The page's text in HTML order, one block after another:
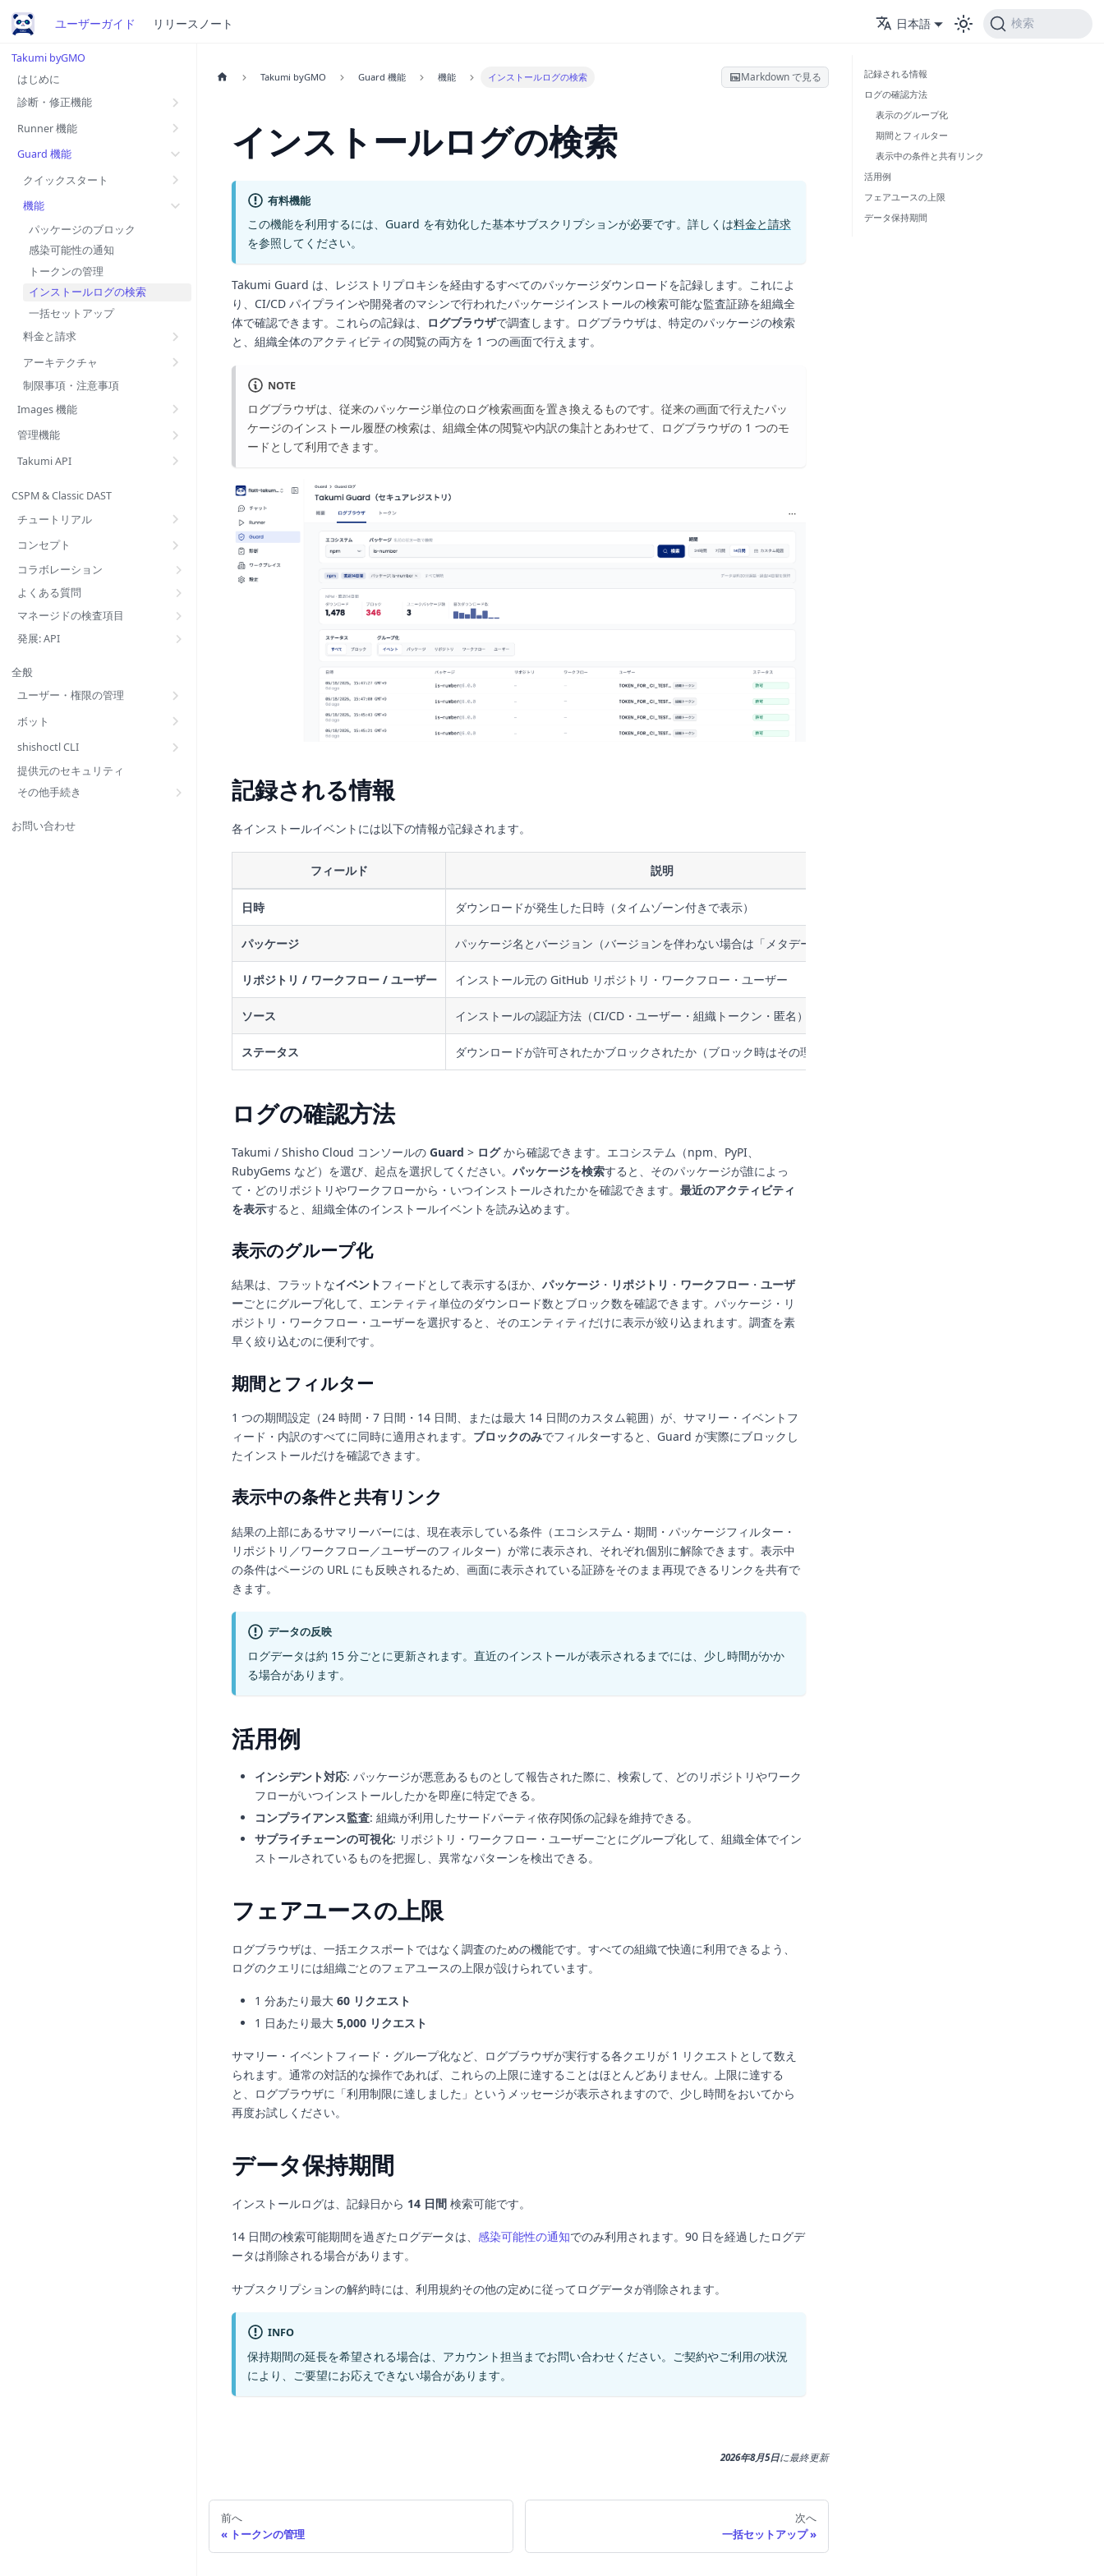
ユーザーガイド リリースノート 日本語 検索
Takumi byGMO
はじめに
診断・修正機能
Runner 機能
Guard 機能
クイックスタート
機能
パッケージのブロック
感染可能性の通知
トークンの管理
インストールログの検索
一括セットアップ
料金と請求
アーキテクチャ
制限事項・注意事項
Images 機能
管理機能
Takumi API
CSPM & Classic DAST
チュートリアル
コンセプト
コラボレーション
よくある質問
マネージドの検査項目
発展: API
全般
ユーザー・権限の管理
ボット
shishoctl CLI
提供元のセキュリティ
その他手続き
お問い合わせ
Takumi byGMO Guard 機能 機能 インストールログの検索 Markdown で見る
インストールログの検索
有料機能
この機能を利用するには、Guard を有効化した基本サブスクリプションが必要です。詳しくは料金と請求
を参照してください。
Takumi Guard は、レジストリプロキシを経由するすべてのパッケージダウンロードを記録します。これによ
り、CI/CD パイプラインや開発者のマシンで行われたパッケージインストールの検索可能な監査証跡を組織全
体で確認できます。これらの記録は、
ログブラウザで調査します。ログブラウザは、特定のパッケージの検索
と、組織全体のアクティビティの閲覧の両方を 1 つの画面で行えます。
NOTE
ログブラウザは、従来のパッケージ単位のログ検索画面を置き換えるものです。従来の画面で行えたパッ
ケージのインストール履歴の検索は、組織全体の閲覧や内訳の集計とあわせて、ログブラウザの 1 つのモ
ードとして利用できます。
記録される情報
各インストールイベントには以下の情報が記録されます。
フィールド 説明
日時 ダウンロードが発生した日時（タイムゾーン付きで表示）
パッケージ パッケージ名とバージョン（バージョンを伴わない場合は「メタデータ取得」）
リポジトリ / ワークフロー / ユーザー インストール元の GitHub リポジトリ・ワークフロー・ユーザー
ソース インストールの認証方法（CI/CD・ユーザー・組織トークン・匿名）
ステータス ダウンロードが許可されたかブロックされたか（ブロック時はその理由も表示）
ログの確認方法
Takumi / Shisho Cloud コンソールの Guard > ログから確認できます。エコシステム（npm、PyPI、
RubyGems など）を選び、起点を選択してください。 パッケージを検索すると、そのパッケージが誰によっ
て・どのリポジトリやワークフローから・いつインストールされたかを確認できます。 最近のアクティビティ
を表示すると、組織全体のインストールイベントを読み込めます。
表示のグループ化
結果は、フラットなイベントフィードとして表示するほか、 パッケージ ・ リポジトリ ・ ワークフロー ・ ユーザ
ーごとにグループ化して、エンティティ単位のダウンロード数とブロック数を確認できます。パッケージ・リ
ポジトリ・ワークフロー・ユーザーを選択すると、そのエンティティだけに表示が絞り込まれます。調査を素
早く絞り込むのに便利です。
期間とフィルター
1 つの期間設定（24 時間・7 日間・14 日間、または最大 14 日間のカスタム範囲）が、サマリー・イベントフ
ィード・内訳のすべてに同時に適用されます。 ブロックのみでフィルターすると、Guard が実際にブロックし
たインストールだけを確認できます。
表示中の条件と共有リンク
結果の上部にあるサマリーバーには、現在表示している条件（エコシステム・期間・パッケージフィルター・
リポジトリ／ワークフロー／ユーザーのフィルター）が常に表示され、それぞれ個別に解除できます。表示中
の条件はページの URL にも反映されるため、画面に表示されている証跡をそのまま再現できるリンクを共有で
きます。
データの反映
ログデータは約 15 分ごとに更新されます。直近のインストールが表示されるまでには、少し時間がかか
る場合があります。
活用例
インシデント対応: パッケージが悪意あるものとして報告された際に、検索して、どのリポジトリやワーク
フローがいつインストールしたかを即座に特定できる。
コンプライアンス監査: 組織が利用したサードパーティ依存関係の記録を維持できる。
サプライチェーンの可視化: リポジトリ・ワークフロー・ユーザーごとにグループ化して、組織全体でイン
ストールされているものを把握し、異常なパターンを検出できる。
フェアユースの上限
ログブラウザは、一括エクスポートではなく調査のための機能です。すべての組織で快適に利用できるよう、
ログのクエリには組織ごとのフェアユースの上限が設けられています。
1 分あたり最大 60 リクエスト
1 日あたり最大 5,000 リクエスト
サマリー・イベントフィード・グループ化など、ログブラウザが実行する各クエリが 1 リクエストとして数え
られます。通常の対話的な操作であれば、これらの上限に達することはほとんどありません。上限に達する
と、ログブラウザに「利用制限に達しました」というメッセージが表示されますので、少し時間をおいてから
再度お試しください。
データ保持期間
インストールログは、記録日から 14 日間 検索可能です。
14 日間の検索可能期間を過ぎたログデータは、 感染可能性の通知でのみ利用されます。90 日を経過したログデ
ータは削除される場合があります。
サブスクリプションの解約時には、利用規約その他の定めに従ってログデータが削除されます。
INFO
保持期間の延長を希望される場合は、アカウント担当までお問い合わせください。ご契約やご利用の状況
により、ご要望にお応えできない場合があります。
2026年8月5日に最終更新
前へ
トークンの管理
次へ
一括セットアップ
記録される情報
ログの確認方法
表示のグループ化
期間とフィルター
表示中の条件と共有リンク
活用例
フェアユースの上限
データ保持期間